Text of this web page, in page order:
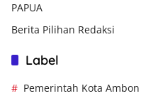
PAPUA
Berita Pilihan Redaksi
Label
Pemerintah Kota Ambon